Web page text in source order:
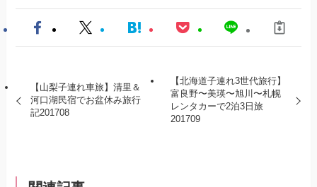
【山梨子連れ車旅】清里＆
河口湖民宿でお盆休み旅行
記201708
【北海道子連れ3世代旅行】
富良野〜美瑛〜旭川〜札幌
レンタカーで2泊3日旅
201709